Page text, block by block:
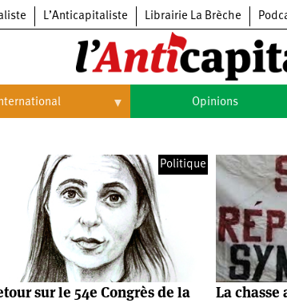
L’Anticapitaliste Librairie La Brèche
Opinions
Histoire
Politique
sur le 54e Congrès de la
La